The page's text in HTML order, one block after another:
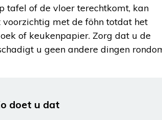
tafel of de vloer terechtkomt, kan
met de föhn totdat het
of keukenpapier. Zorg dat u de
u geen andere dingen
doet u dat